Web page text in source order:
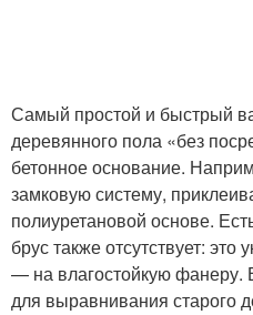
Самый простой и быстрый
деревянного пола «без
бетонное основание.
замковую систему,
полиуретановой основе.
брус также отсутствует:
— на влагостойкую фанеру.
для выравнивания старого